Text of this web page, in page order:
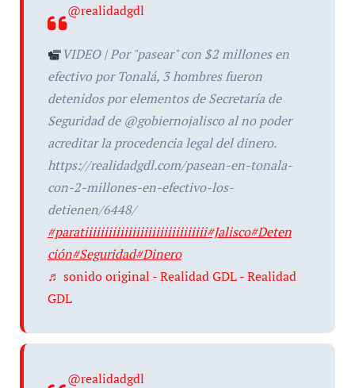
@realidadgdl
VIDEO | Por "pasear" con $2 millones en
efectivo por Tonalá, 3 hombres fueron
detenidos por elementos de Secretaría de
Seguridad de @gobiernojalisco al no poder
acreditar la procedencia legal del dinero.
https://realidadgdl.com/pasean-en-tonala-
con-2-millones-en-efectivo-los-
detienen/6448/
#paratiiiiiiiiiiiiiiiiiiiiiiiiiiiiiii#Jalisco#Deten
ción#Seguridad#Dinero
♬ sonido original - Realidad GDL - Realidad
GDL
@realidadgdl